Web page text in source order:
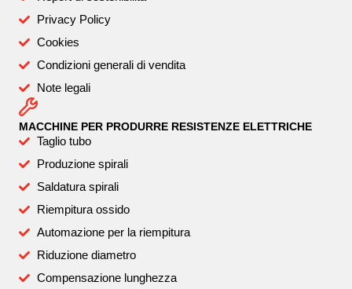
Privacy Policy
Cookies
Condizioni generali di vendita
Note legali
MACCHINE PER PRODURRE RESISTENZE ELETTRICHE
Taglio tubo
Produzione spirali
Saldatura spirali
Riempitura ossido
Automazione per la riempitura
Riduzione diametro
Compensazione lunghezza